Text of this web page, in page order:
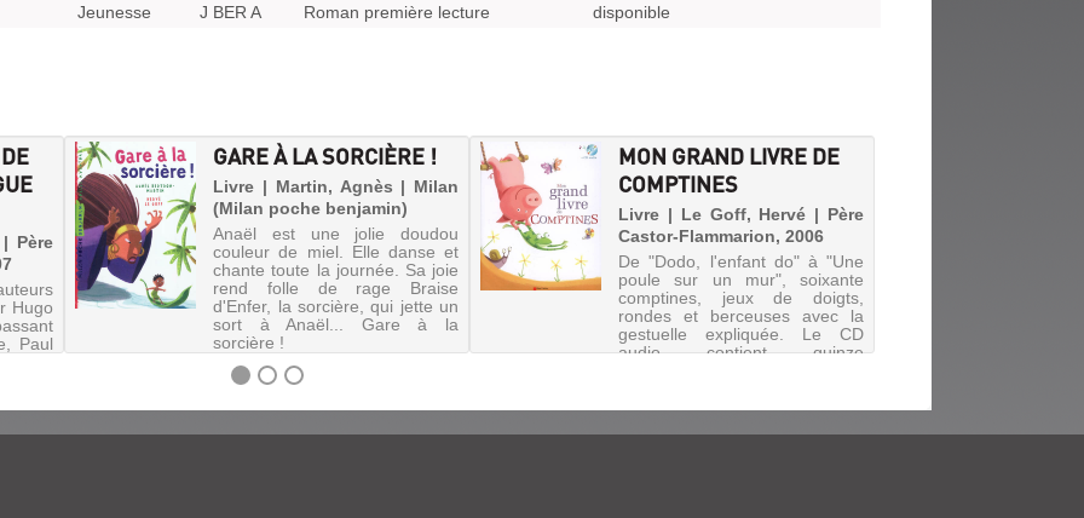
Jeunesse J BER A Roman première lecture disponible
GARE À LA SORCIÈRE !
Livre | Martin, Agnès | Milan
(Milan poche benjamin)
Anaël est une jolie doudou
couleur de miel. Elle danse et
chante toute la journée. Sa joie
rend folle de rage Braise
d'Enfer, la sorcière, qui jette un
sort à Anaël... Gare à la
sorcière !
MON GRAND LIVRE DE
COMPTINES
Livre | Le Goff, Hervé | Père
Castor-Flammarion, 2006
De "Dodo, l'enfant do" à "Une
poule sur un mur", soixante
comptines, jeux de doigts,
rondes et berceuses avec la
gestuelle expliquée. Le CD
audio contient quinze
d'une harpe...
Père
Hugo
Paul